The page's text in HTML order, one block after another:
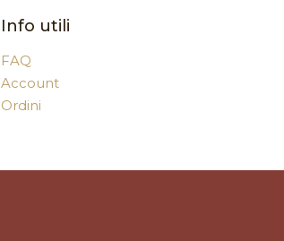
Info utili
FAQ
Account
Ordini